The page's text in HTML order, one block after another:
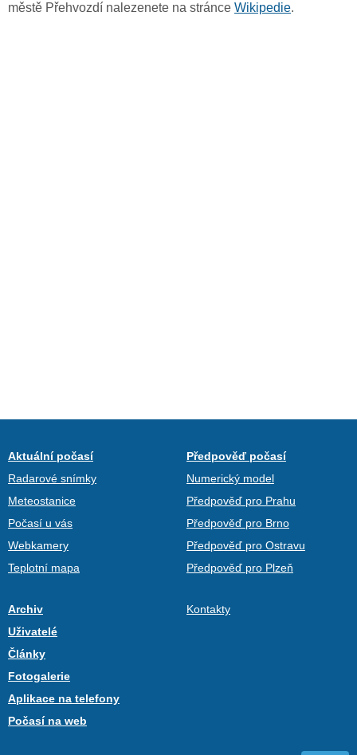
městě Přehvozdí nalezenete na stránce Wikipedie.
Aktuální počasí
Radarové snímky
Meteostanice
Počasí u vás
Webkamery
Teplotní mapa
Předpověď počasí
Numerický model
Předpověď pro Prahu
Předpověď pro Brno
Předpověď pro Ostravu
Předpověď pro Plzeň
Archiv
Uživatelé
Články
Fotogalerie
Aplikace na telefony
Počasí na web
Kontakty